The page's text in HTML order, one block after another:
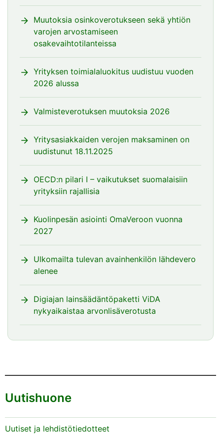
Muutoksia osinkoverotukseen sekä yhtiön
varojen arvostamiseen
osakevaihtotilanteissa
Yrityksen toimialaluokitus uudistuu vuoden
2026 alussa
Valmisteverotuksen muutoksia 2026
Yritysasiakkaiden verojen maksaminen on
uudistunut 18.11.2025
OECD:n pilari I – vaikutukset suomalaisiin
yrityksiin rajallisia
Kuolinpesän asiointi OmaVeroon vuonna
2027
Ulkomailta tulevan avainhenkilön lähdevero
alenee
Digiajan lainsäädäntöpaketti ViDA
nykyaikaistaa arvonlisäverotusta
Uutishuone
Uutiset ja lehdistötiedotteet